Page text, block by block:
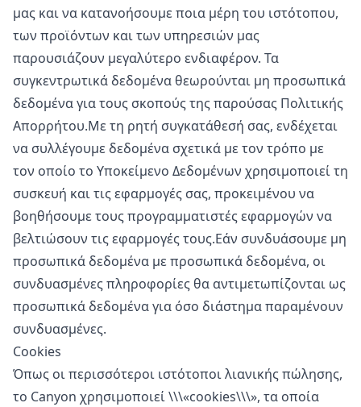
μας και να κατανοήσουμε ποια μέρη του ιστότοπου,
των προϊόντων και των υπηρεσιών μας
παρουσιάζουν μεγαλύτερο ενδιαφέρον. Τα
συγκεντρωτικά δεδομένα θεωρούνται μη προσωπικά
δεδομένα για τους σκοπούς της παρούσας Πολιτικής
Απορρήτου.Με τη ρητή συγκατάθεσή σας, ενδέχεται
να συλλέγουμε δεδομένα σχετικά με τον τρόπο με
τον οποίο το Υποκείμενο Δεδομένων χρησιμοποιεί τη
συσκευή και τις εφαρμογές σας, προκειμένου να
βοηθήσουμε τους προγραμματιστές εφαρμογών να
βελτιώσουν τις εφαρμογές τους.Εάν συνδυάσουμε μη
προσωπικά δεδομένα με προσωπικά δεδομένα, οι
συνδυασμένες πληροφορίες θα αντιμετωπίζονται ως
προσωπικά δεδομένα για όσο διάστημα παραμένουν
συνδυασμένες.
Cookies
Όπως οι περισσότεροι ιστότοποι λιανικής πώλησης,
το Canyon χρησιμοποιεί \\\«cookies\\\», τα οποία